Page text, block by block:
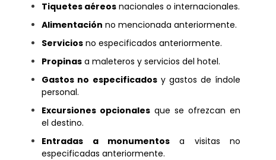
Tiquetes aéreos nacionales o internacionales.
Alimentación no mencionada anteriormente.
Servicios no especificados anteriormente.
Propinas a maleteros y servicios del hotel.
Gastos no especificadosy gastos de índole
personal.
Excursiones opcionales que se ofrezcan en
el destino.
Entradas a monumentosa visitas no
especificadas anteriormente.